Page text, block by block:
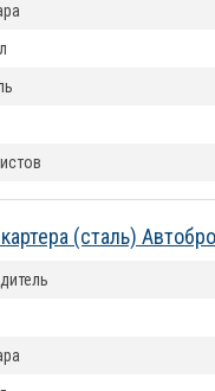
(сталь)